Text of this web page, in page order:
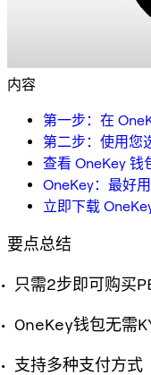
内容
第一步：在
第二步：使用您
查看 OneKey 钱
OneKey：最好
立即下载
要点总结
只需2步即可购买
OneKey钱包无需
支持多种支付方式